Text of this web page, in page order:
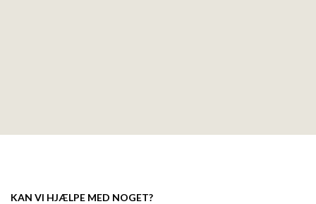
KAN VI HJÆLPE MED NOGET?